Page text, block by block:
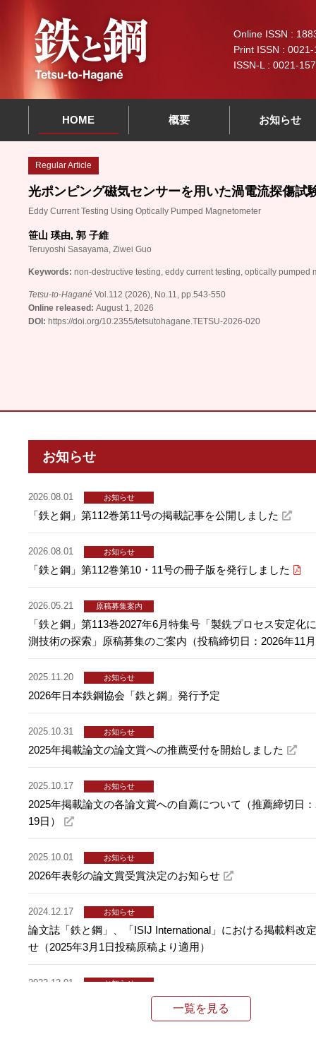
Online ISSN :
Print ISSN :
ISSN-L : 0021-
HOME 概要 お知らせ
Regular Article
光ポンピング磁気センサーを用いた渦電流探傷試
Eddy Current Testing Using Optically Pumped Magnetometer
笹山 瑛由, 郭 子維
Teruyoshi Sasayama, Ziwei Guo
Keywords: non-destructive testing, eddy current testing, optically pumped
Tetsu-to-Hagané Vol.112 (2026), No.11, pp.543-550
Online released: August 1, 2026
DOI: https://doi.org/10.2355/tetsutohagane.TETSU-2026-020
お知らせ
2026.08.01 お知らせ
「鉄と鋼」第112巻第11号の掲載記事を公開しました
2026.08.01 お知らせ
「鉄と鋼」第112巻第10・11号の冊子版を発行しました
2026.05.21 原稿募集案内
「鉄と鋼」第113巻2027年6月特集号「製銑プロセス安定化
測技術の探索」原稿募集のご案内（投稿締切日：2026年11
2025.11.20 お知らせ
2026年日本鉄鋼協会「鉄と鋼」発行予定
2025.10.31 お知らせ
2025年掲載論文の論文賞への推薦受付を開始しました
2025.10.17 お知らせ
2025年掲載論文の各論文賞への自薦について（推薦締切日
19日）
2025.10.01 お知らせ
2026年表彰の論文賞受賞決定のお知らせ
2024.12.17 お知らせ
論文誌「鉄と鋼」、「ISIJ International」における掲載料改
せ（2025年3月1日投稿原稿より適用）
2023.12.01 お知らせ
本会論文誌における「速報論文」の趣旨紹介および「ISIJ
International」での「速報論文/Short Article」新設について
一覧を見る